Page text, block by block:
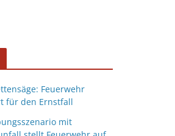
Feuerwehr
für den Ernstfall
mit